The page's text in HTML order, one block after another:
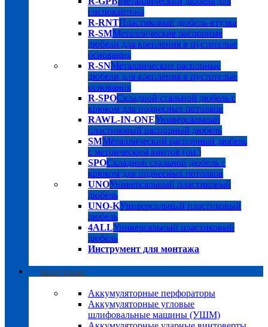
гиспокартона
R-RNTПластиковый дюбель-втулка
R-SMМеталлические распорные
дюбели для крепления в пустотелые
основания
R-SNМеталлические распорные
дюбели для крепления в пустотелые
основания
R-SPOСкладной стальной дюбель с
крюком для подвесных потолков
RAWL-IN-ONEУниверсальный
пластиковый распорный дюбель
SMМеталлический распорный дюбель
с метрическим винтов (оц.)
SPOСкладной стальной дюбель с
крюком для подвесных потолков
UNOУниверсальный пластиковый
дюбель
UNO-KУниверсальный пластиковый
дюбель
4ALLУниверсальный пластиковый
дюбель
Инструмент для монтажа
Инструмент
Аккумуляторные перфораторы
Аккумуляторные угловые
шлифовальные машины (УШМ)